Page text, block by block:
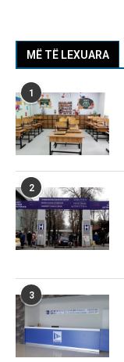
MË TË LEXUARA
1
2
3